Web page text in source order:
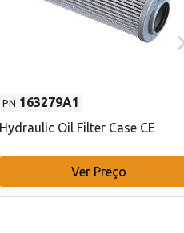
PN 163279A1
Hydraulic Oil Filter Case CE
Ver Preço